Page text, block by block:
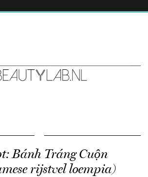
Bánh Tráng Cuộn
rijstvel loempia)